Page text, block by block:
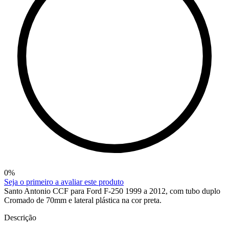
0%
Seja o primeiro a avaliar este produto
Santo Antonio CCF para Ford F-250 1999 a 2012, com tubo duplo
Cromado de 70mm e lateral plástica na cor preta.
Descrição